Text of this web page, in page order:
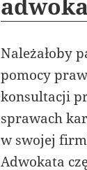
Należałoby
pomocy
konsultacji
sprawach
w swojej
Adwokata